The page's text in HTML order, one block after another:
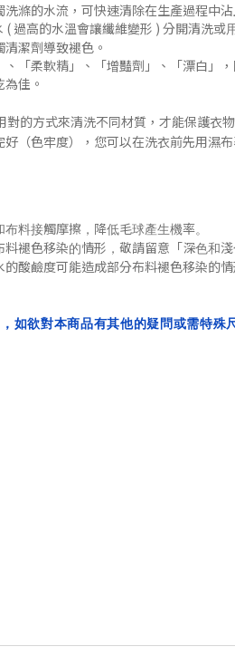
洗滌的水流，可快速清除在生產過程中
( 過高的水溫會讓纖維變形 ) 分開清洗或
潔劑導致褪色。
「柔軟精」
、「增豔劑」 、「漂白」
佳。
的方式來清洗不同材質，才能保護衣物
（色牢度），您可以在洗衣前先用濕
料接觸摩擦，降低毛球產生機率。
褪色移染的情形，敬請留意 「深色和
的酸鹼度可能造成部分布料褪色移染的
如欲對本商品有其他的疑問或需特殊